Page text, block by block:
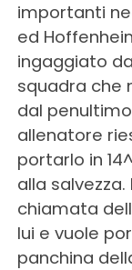
importanti
ed
ingaggiato
squadra che
dal
allenatore
portarlo in
alla
chiamata
lui e vuole
panchina